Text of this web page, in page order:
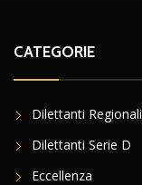
CATEGORIE
Dilettanti Regionali
Dilettanti Serie D
Eccellenza